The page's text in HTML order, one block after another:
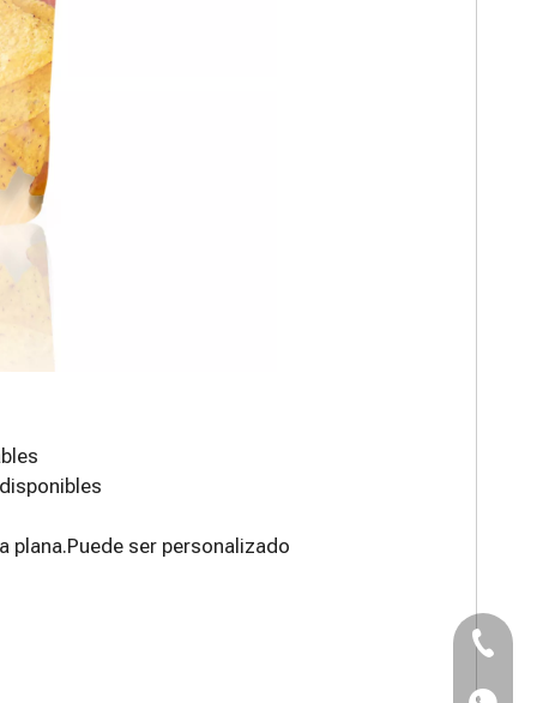
plana.Puede ser personalizado
TEL：